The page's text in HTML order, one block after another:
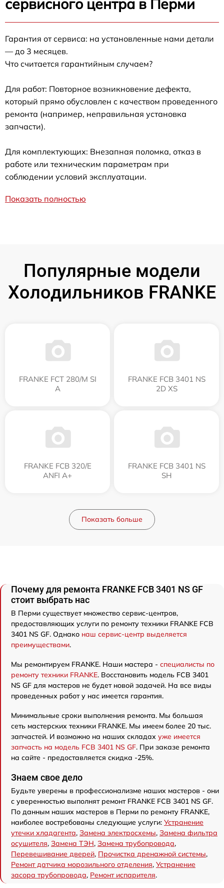
сервисного центра в Перми
Гарантия от сервиса: на установленные нами детали
— до 3 месяцев.
Что считается гарантийным случаем?
Для работ: Повторное возникновение дефекта,
который прямо обусловлен с качеством проведенного
ремонта (например, неправильная установка
запчасти).
Для комплектующих: Внезапная поломка, отказ в
работе или техническим параметрам при
соблюдении условий эксплуатации.
Показать полностью
Популярные модели
Холодильников FRANKE
FRANKE FCT 280/M SI
A
FRANKE FCB 3401 NS
2D XS
FRANKE FCB 320/E
ANFI A+
FRANKE FCB 3401 NS
SH
Показать больше
Почему для ремонта FRANKE FCB 3401 NS GF
стоит выбрать нас
В Перми существует множество сервис-центров,
предоставляющих услуги по ремонту техники FRANKE FCB
3401 NS GF. Однако наш сервис-центр выделяется
преимуществами.
Мы ремонтируем FRANKE. Наши мастера - специалисты по
ремонту техники FRANKE. Восстановить модель FCB 3401
NS GF для мастеров не будет новой задачей. На все виды
проведенных работ у нас имеется гарантия.
Минимальные сроки выполнения ремонта. Мы большая
сеть мастерских техники FRANKE. Мы имеем более 20 тыс.
запчастей. И возможно на наших складах уже имеется
запчасть на модель FCB 3401 NS GF. При заказе ремонта
на сайте - предоставляется скидка -25%.
Знаем свое дело
Будьте уверены в профессионализме наших мастеров - они
с уверенностью выполнят ремонт FRANKE FCB 3401 NS GF.
По данным наших мастеров в Перми по ремонту FRANKE,
наиболее востребованы следующие услуги: Устранение
утечки хладагента, Замена электросхемы, Замена фильтра
осушителя, Замена ТЭН, Замена трубопровода,
Перевешивание дверей, Прочистка дренажной системы,
Ремонт датчика морозильного отделения, Устранение
засора трубопровода, Ремонт испарителя.